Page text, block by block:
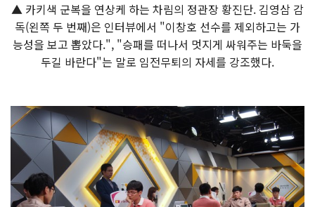
▲ 카키색 군복을 연상케 하는 차림의 정관장 황진단. 김영삼 감
독(왼쪽 두 번째)은 인터뷰에서 "이창호 선수를 제외하고는 가
능성을 보고 뽑았다.", "승패를 떠나서 멋지게 싸워주는 바둑을
두길 바란다"는 말로 임전무퇴의 자세를 강조했다.